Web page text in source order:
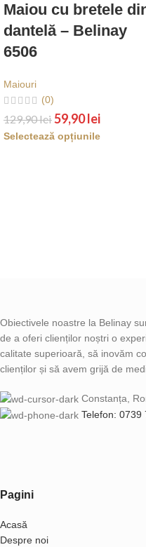
Maiou cu bretele
dantelă – Belinay
6506
Maiouri
(0)
129,90lei59,90lei
Selectează opțiunile
Obiectivele noastre la Belinay
de a oferi clienților noștri o
calitate superioară, să inovăm
clienților și să avem grijă de
Constanța,
Telefon: 0739
Pagini
Acasă
Despre noi